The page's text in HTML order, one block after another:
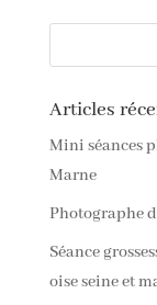
Articles
Mini séances
Marne
Photographe
Séance
oise seine et